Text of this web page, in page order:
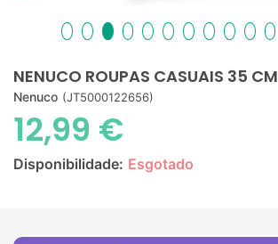
NENUCO ROUPAS CASUAIS 35 CM
Nenuco (JT5000122656)
12,99 €
Disponibilidade: Esgotado